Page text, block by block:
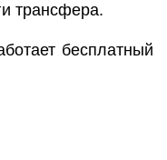
трансфера.
бесплатный